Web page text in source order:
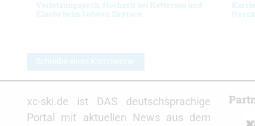
Verletzungspech, Hochzeit bei Ketterson und
Klaebo beim Lofoten Skyrace
Schreibe einen Kommentar
xc-ski.de ist DAS deutschsprachige
Portal mit aktuellen News aus dem